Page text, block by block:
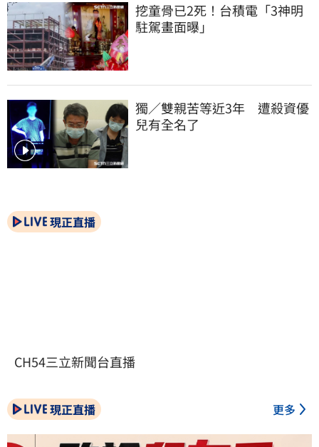
挖童骨已2死！台積電「3神明
駐駕畫面曝」
獨／雙親苦等近3年　遭殺資優
兒有全名了
現正直播
CH54三立新聞台直播
現正直播 更多